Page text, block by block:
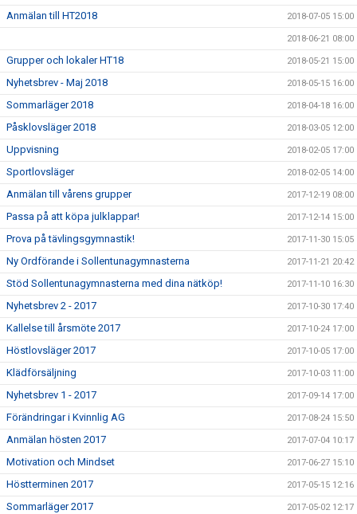
Anmälan till HT2018 2018-07-05 15:00
2018-06-21 08:00
Grupper och lokaler HT18 2018-05-21 15:00
Nyhetsbrev - Maj 2018 2018-05-15 16:00
Sommarläger 2018 2018-04-18 16:00
Påsklovsläger 2018 2018-03-05 12:00
Uppvisning 2018-02-05 17:00
Sportlovsläger 2018-02-05 14:00
Anmälan till vårens grupper 2017-12-19 08:00
Passa på att köpa julklappar! 2017-12-14 15:00
Prova på tävlingsgymnastik! 2017-11-30 15:05
Ny Ordförande i Sollentunagymnasterna 2017-11-21 20:42
Stöd Sollentunagymnasterna med dina nätköp! 2017-11-10 16:30
Nyhetsbrev 2 - 2017 2017-10-30 17:40
Kallelse till årsmöte 2017 2017-10-24 17:00
Höstlovsläger 2017 2017-10-05 17:00
Klädförsäljning 2017-10-03 11:00
Nyhetsbrev 1 - 2017 2017-09-14 17:00
Förändringar i Kvinnlig AG 2017-08-24 15:50
Anmälan hösten 2017 2017-07-04 10:17
Motivation och Mindset 2017-06-27 15:10
Höstterminen 2017 2017-05-15 12:16
Sommarläger 2017 2017-05-02 12:17